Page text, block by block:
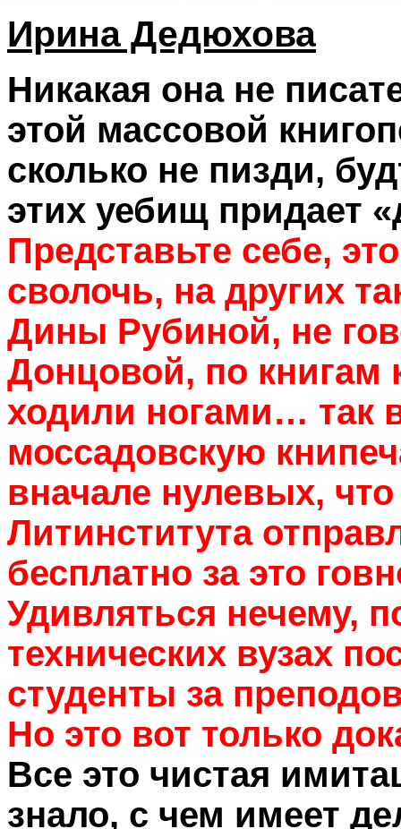
Ирина Дедюхова
Никакая она не
этой массовой
сколько не пизди,
этих уебищ придает
Представьте себе,
сволочь, на других
Дины Рубиной, не
Донцовой, по книгам
ходили ногами… так
моссадовскую
вначале нулевых,
Литинститута
бесплатно за это
Удивляться нечему,
технических вузах
студенты за
Но это вот только
Все это чистая
знало, с чем имеет